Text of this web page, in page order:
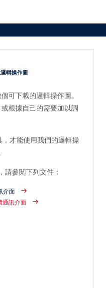
輯操作圖
可下載的邏輯操作圖。
根據自己的需要加以調
才能使用我們的邏輯操
請參閱下列文件：
介面
訊介面